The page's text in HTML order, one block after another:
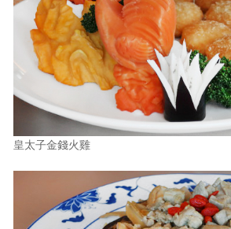
皇太子金錢火雞